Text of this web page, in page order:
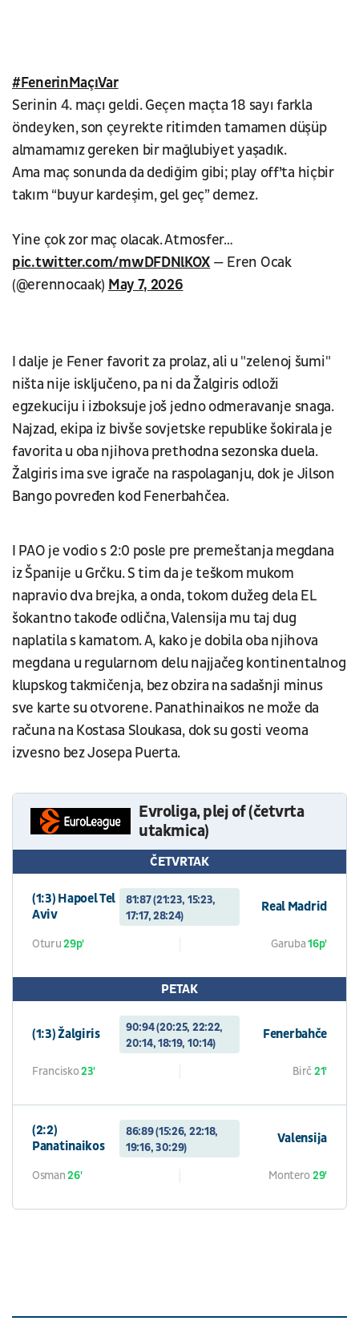
#FenerinMaçıVar
Serinin 4. maçı geldi. Geçen maçta 18 sayı farkla
öndeyken, son çeyrekte ritimden tamamen düşüp
almamamız gereken bir mağlubiyet yaşadık.
Ama maç sonunda da dediğim gibi; play off’ta hiçbir
takım “buyur kardeşim, gel geç” demez.
Yine çok zor maç olacak. Atmosfer…
pic.twitter.com/mwDFDNlKOX — Eren Ocak
(@erennocaak) May 7, 2026
I dalje je Fener favorit za prolaz, ali u "zelenoj šumi"
ništa nije isključeno, pa ni da Žalgiris odloži
egzekuciju i izboksuje još jedno odmeravanje snaga.
Najzad, ekipa iz bivše sovjetske republike šokirala je
favorita u oba njihova prethodna sezonska duela.
Žalgiris ima sve igrače na raspolaganju, dok je Jilson
Bango povređen kod Fenerbahčea.
I PAO je vodio s 2:0 posle pre premeštanja megdana
iz Španije u Grčku. S tim da je teškom mukom
napravio dva brejka, a onda, tokom dužeg dela EL
šokantno takođe odlična, Valensija mu taj dug
naplatila s kamatom. A, kako je dobila oba njihova
megdana u regularnom delu najjačeg kontinentalnog
klupskog takmičenja, bez obzira na sadašnji minus
sve karte su otvorene. Panathinaikos ne može da
računa na Kostasa Sloukasa, dok su gosti veoma
izvesno bez Josepa Puerta.
Evroliga, plej of (četvrta
utakmica)
ČETVRTAK
(1:3) Hapoel Tel
Aviv
81:87 (21:23, 15:23,
17:17, 28:24)
Real Madrid
Oturu29p' Garuba16p'
PETAK
(1:3) Žalgiris
90:94 (20:25, 22:22,
20:14, 18:19, 10:14)
Fenerbahče
Francisko23' Birč21'
(2:2)
Panatinaikos
86:89 (15:26, 22:18,
19:16, 30:29)
Valensija
Osman26' Montero29'